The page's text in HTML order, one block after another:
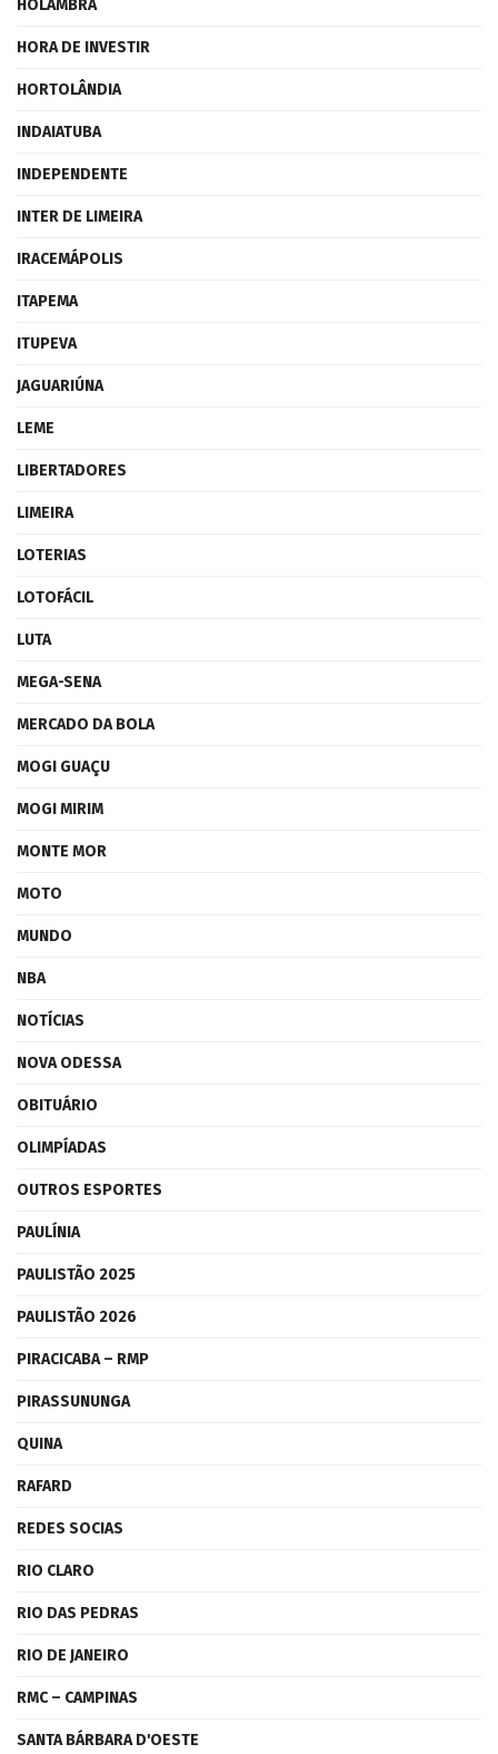
HOLAMBRA
HORA DE INVESTIR
HORTOLÂNDIA
INDAIATUBA
INDEPENDENTE
INTER DE LIMEIRA
IRACEMÁPOLIS
ITAPEMA
ITUPEVA
JAGUARIÚNA
LEME
LIBERTADORES
LIMEIRA
LOTERIAS
LOTOFÁCIL
LUTA
MEGA-SENA
MERCADO DA BOLA
MOGI GUAÇU
MOGI MIRIM
MONTE MOR
MOTO
MUNDO
NBA
NOTÍCIAS
NOVA ODESSA
OBITUÁRIO
OLIMPÍADAS
OUTROS ESPORTES
PAULÍNIA
PAULISTÃO 2025
PAULISTÃO 2026
PIRACICABA – RMP
PIRASSUNUNGA
QUINA
RAFARD
REDES SOCIAS
RIO CLARO
RIO DAS PEDRAS
RIO DE JANEIRO
RMC – CAMPINAS
SANTA BÁRBARA D'OESTE